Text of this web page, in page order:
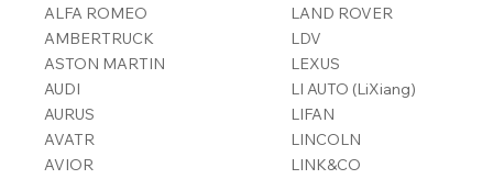
ALFA ROMEO
AMBERTRUCK
ASTON MARTIN
AUDI
AURUS
AVATR
AVIOR
LAND ROVER
LDV
LEXUS
LI AUTO (LiXiang)
LIFAN
LINCOLN
LINK&CO